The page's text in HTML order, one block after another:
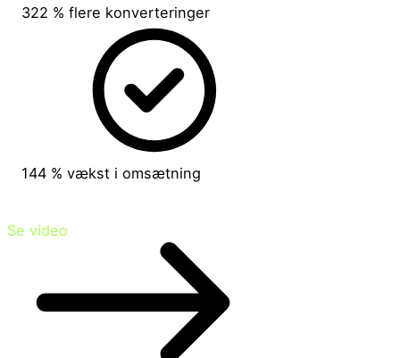
322 % flere konverteringer
144 % vækst i omsætning
Se video